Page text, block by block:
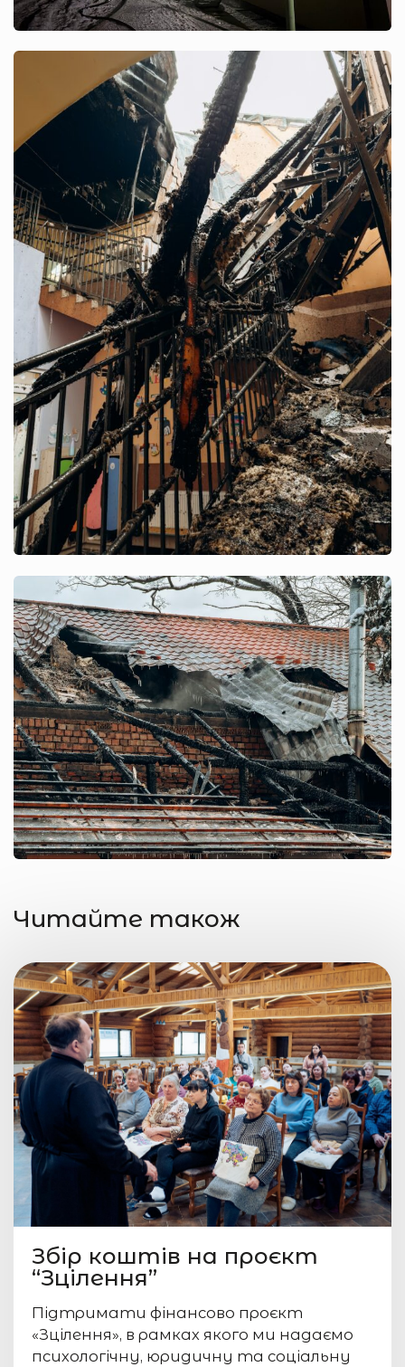
Читайте також
Збір коштів на проєкт
“Зцілення”
Підтримати фінансово проєкт
«Зцілення», в рамках якого ми надаємо
психологічну, юридичну та соціальну